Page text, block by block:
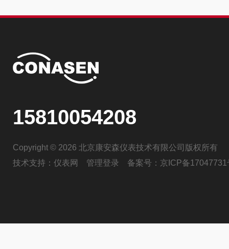
15810054208
Copyright © 2026 北京康安森仪表技术有限公司版权所有
技术支持： 仪表网 管理登录 备案号： 京ICP备17047731